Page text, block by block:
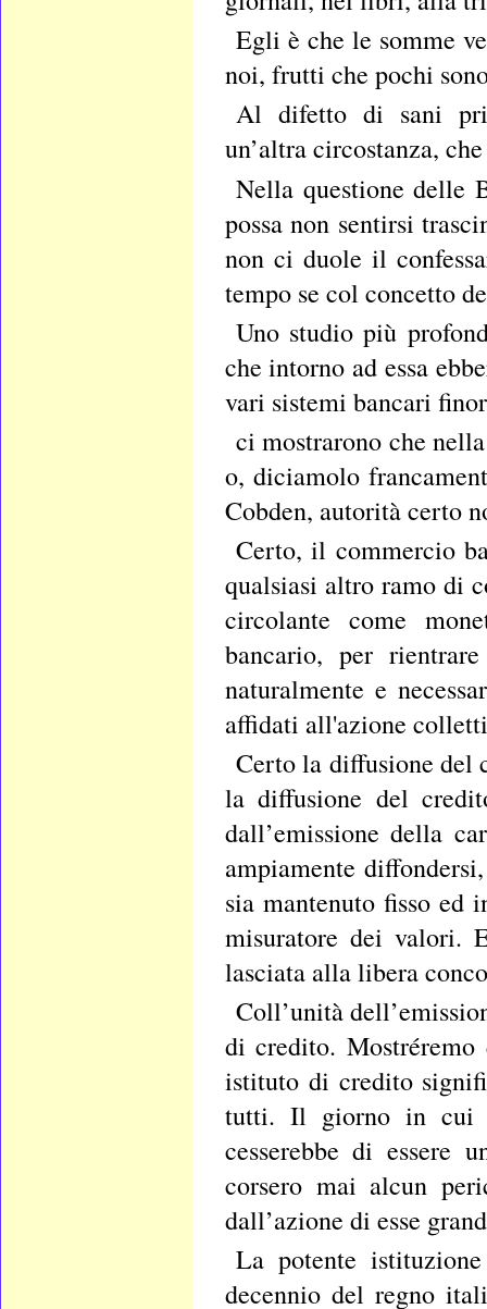
Egli è che le somme
noi, frutti che pochi
Al difetto di sani
un’altra circostanza,
Nella questione delle
possa non sentirsi
non ci duole il
tempo se col concetto
Uno studio più
che intorno ad essa
vari sistemi bancari
ci mostrarono che
o, diciamolo
Cobden, autorità certo
Certo, il commercio
qualsiasi altro ramo di
circolante come
bancario, per
naturalmente e
affidati all'azione
Certo la diffusione del
la diffusione del
dall’emissione della
ampiamente
sia mantenuto fisso ed
misuratore dei valori.
lasciata alla libera
Coll’unità
di credito.
istituto di credito
tutti. Il giorno in cui
cesserebbe di essere
corsero mai alcun
dall’azione di esse
La potente
decennio del regno